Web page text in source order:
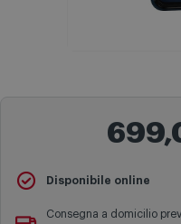
Disponibile online
Consegna a domicilio